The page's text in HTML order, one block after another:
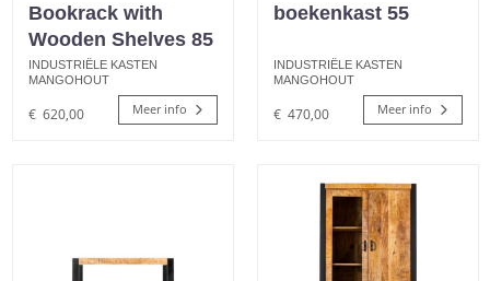
Bookrack with
Wooden Shelves 85
INDUSTRIËLE KASTEN
MANGOHOUT
€ 620,00 Meer info
boekenkast 55
INDUSTRIËLE KASTEN
MANGOHOUT
€ 470,00 Meer info